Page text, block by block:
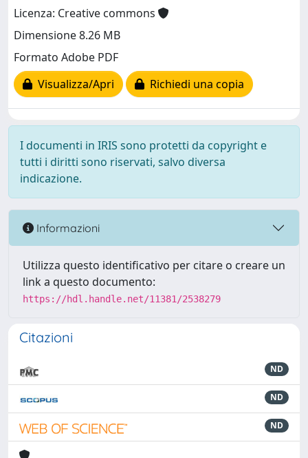
Licenza: Creative commons
Dimensione 8.26 MB
Formato Adobe PDF
Visualizza/Apri
Richiedi una copia
I documenti in IRIS sono protetti da copyright e
tutti i diritti sono riservati, salvo diversa
indicazione.
Informazioni
Utilizza questo identificativo per citare o creare un
link a questo documento:
https://hdl.handle.net/11381/2538279
Citazioni
ND
ND
ND